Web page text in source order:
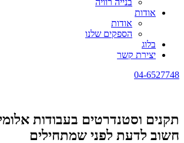
בנייה רוויה
אודות
אודות
הספקים שלנו
בלוג
יצירת קשר
04-6527748
תקנים וסטנדרטים בעבודות
חשוב לדעת לפני שמתחילים